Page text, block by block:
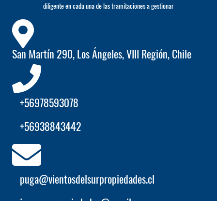
diligente en cada una de las tramitaciones a gestionar
San Martín 290, Los Ángeles, VIII Región, Chile
+56978593078
+56938843442
puga@vientosdelsurpropiedades.cl